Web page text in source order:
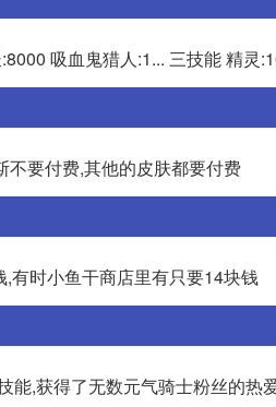
吸血鬼猎人:1... 三技能 精灵
不要付费,其他的皮肤都要付费
有时小鱼干商店里有只要14块钱
,获得了无数元气骑士粉丝的热